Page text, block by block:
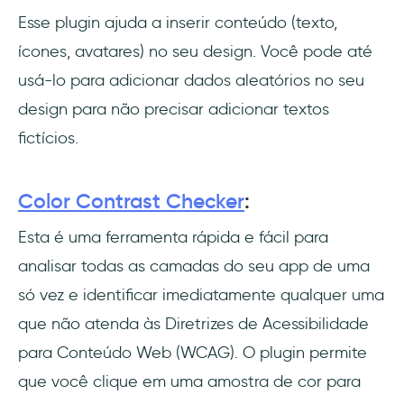
Esse plugin ajuda a inserir conteúdo (texto,
ícones, avatares) no seu design. Você pode até
usá-lo para adicionar dados aleatórios no seu
design para não precisar adicionar textos
fictícios.
Color Contrast Checker:
Esta é uma ferramenta rápida e fácil para
analisar todas as camadas do seu app de uma
só vez e identificar imediatamente qualquer uma
que não atenda às Diretrizes de Acessibilidade
para Conteúdo Web (WCAG). O plugin permite
que você clique em uma amostra de cor para